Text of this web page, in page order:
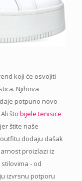
koji će osvojiti
Njihova
potpuno novo
što bijele tenisice
štite naše
dodaju dašak
proizlazi iz
- od
izvrsnu potporu